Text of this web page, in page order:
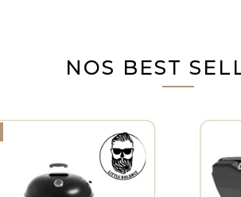
NOS BEST